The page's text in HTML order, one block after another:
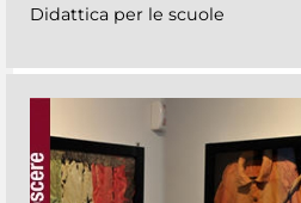
Didattica per le scuole